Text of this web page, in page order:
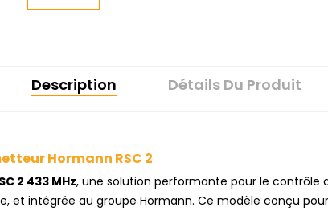
Description Détails Du Produit
Hormann RSC 2
2 433 MHz, une solution performante pour le contrôle
et intégrée au groupe Hormann. Ce modèle conçu